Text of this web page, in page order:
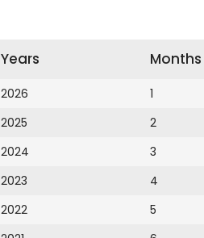
Years
2026
2025
2024
2023
2022
Months
1
2
3
4
5